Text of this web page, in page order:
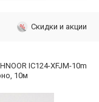
Скидки и акции
IC124-XFJM-10m
10м